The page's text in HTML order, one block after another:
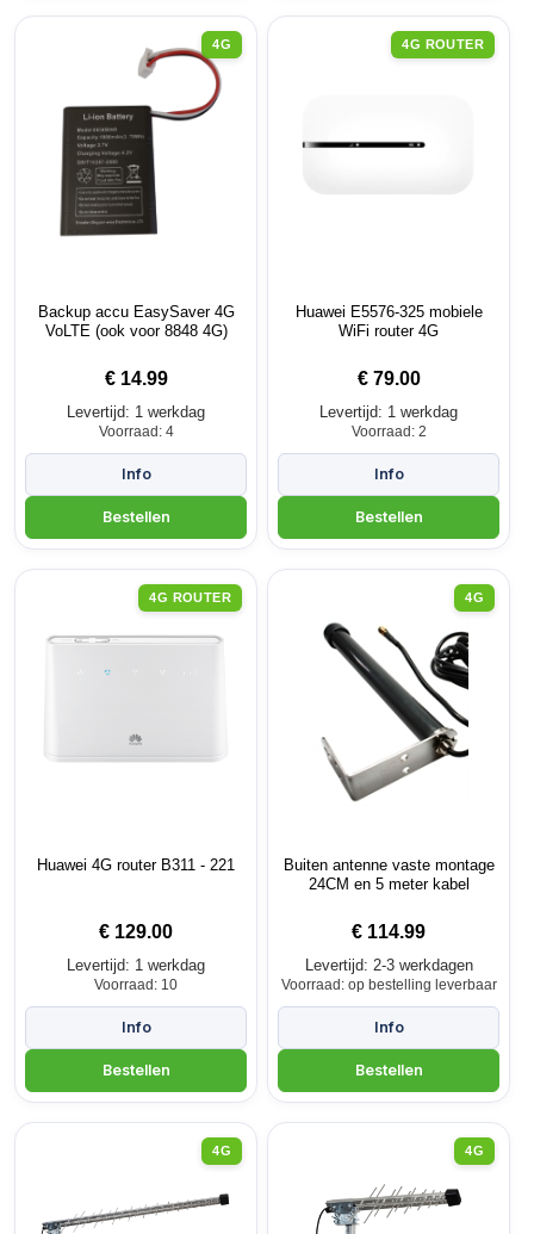
4G
Backup accu EasySaver 4G
VoLTE (ook voor 8848 4G)
€ 14.99
Levertijd: 1 werkdag
Voorraad: 4
4G ROUTER
Huawei E5576-325 mobiele
WiFi router 4G
€ 79.00
Levertijd: 1 werkdag
Voorraad: 2
4G ROUTER
Huawei 4G router B311 - 221
€ 129.00
Levertijd: 1 werkdag
Voorraad: 10
4G
Buiten antenne vaste montage
24CM en 5 meter kabel
€ 114.99
Levertijd: 2-3 werkdagen
Voorraad: op bestelling leverbaar
4G 4G